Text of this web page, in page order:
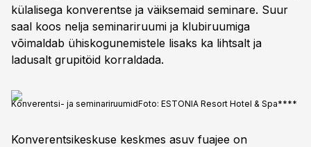
külalisega konverentse ja väiksemaid seminare. Suur
saal koos nelja seminariruumi ja klubiruumiga
võimaldab ühiskogunemistele lisaks ka lihtsalt ja
ladusalt grupitöid korraldada.
Konverentsi- ja seminariruumidFoto: ESTONIA Resort Hotel & Spa****
Konverentsikeskuse keskmes asuv fuajee on